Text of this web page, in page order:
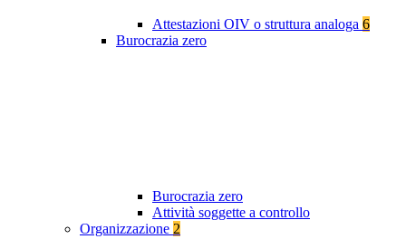
Attestazioni OIV o struttura analoga 6
Burocrazia zero
Burocrazia zero
Attività soggette a controllo
Organizzazione 2